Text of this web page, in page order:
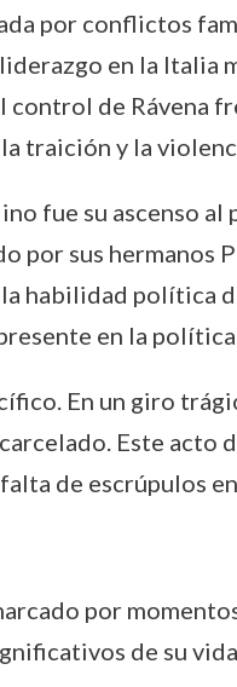
por conflictos
en la Italia
de Rávena
traición y la
fue su ascenso
por sus
habilidad
en la política
En un giro
Este acto
de escrúpulos
por
de su